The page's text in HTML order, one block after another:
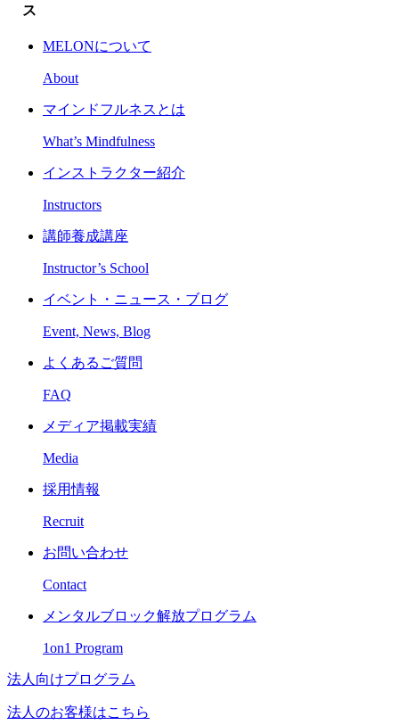
ス
MELONについて
About
マインドフルネスとは
What’s Mindfulness
インストラクター紹介
Instructors
講師養成講座
Instructor’s School
イベント・ニュース・ブログ
Event, News, Blog
よくあるご質問
FAQ
メディア掲載実績
Media
採用情報
Recruit
お問い合わせ
Contact
メンタルブロック解放プログラム
1on1 Program
法人向けプログラム
法人のお客様はこちら